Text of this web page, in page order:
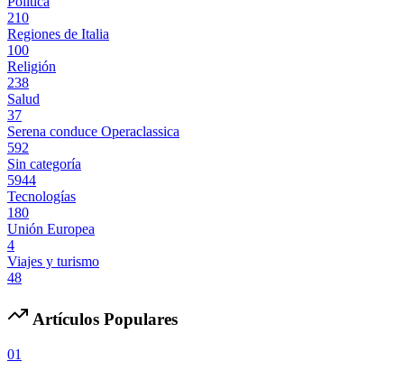
210
Regiones de Italia
100
Religión
238
Salud
37
Serena conduce Operaclassica
592
Sin categoría
5944
Tecnologías
180
Unión Europea
4
Viajes y turismo
48
Artículos Populares
01